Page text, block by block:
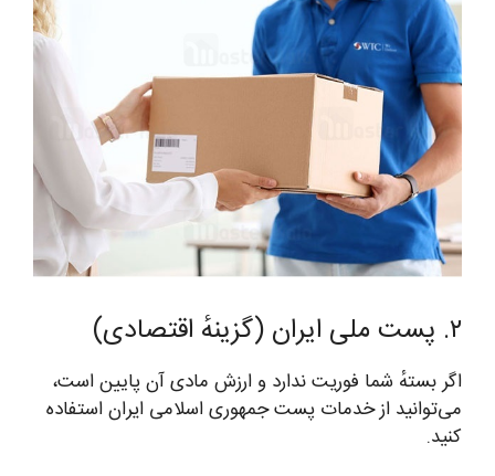
۲. پست ملی ایران (گزینهٔ اقتصادی)
اگر بستهٔ شما فوریت ندارد و ارزش مادی آن پایین است،
می‌توانید از خدمات پست جمهوری اسلامی ایران استفاده
کنید.